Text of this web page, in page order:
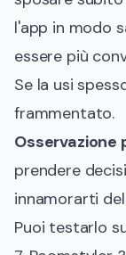
l'app in modo
essere più
Se la usi
frammentato.
Osservazione
prendere
innamorarti
Puoi testarlo